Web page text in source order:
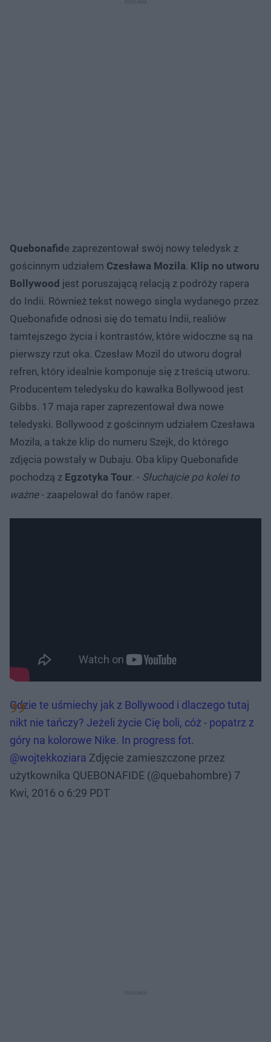
Quebonafide zaprezentował swój nowy teledysk z
gościnnym udziałem Czesława Mozila. Klip no utworu
Bollywood jest poruszającą relacją z podróży rapera
do Indii. Również tekst nowego singla wydanego przez
Quebonafide odnosi się do tematu Indii, realiów
tamtejszego życia i kontrastów, które widoczne są na
pierwszy rzut oka. Czesław Mozil do utworu dograł
refren, który idealnie komponuje się z treścią utworu.
Producentem teledysku do kawałka Bollywood jest
Gibbs. 17 maja raper zaprezentował dwa nowe
teledyski. Bollywood z gościnnym udziałem Czesława
Mozila, a także klip do numeru Szejk, do którego
zdjęcia powstały w Dubaju. Oba klipy Quebonafide
pochodzą z Egzotyka Tour. - Słuchajcie po kolei to
ważne- zaapelował do fanów raper.
Gdzie te uśmiechy jak z Bollywood i dlaczego tutaj
nikt nie tańczy? Jeżeli życie Cię boli, cóż - popatrz z
góry na kolorowe Nike. In progress fot.
@wojtekkoziara Zdjęcie zamieszczone przez
użytkownika QUEBONAFIDE (@quebahombre) 7
Kwi, 2016 o 6:29 PDT